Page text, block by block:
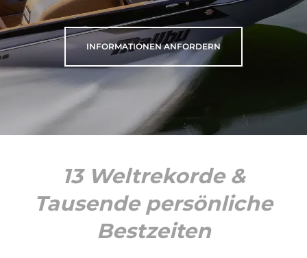
INFORMATIONEN ANFORDERN
13 Weltrekorde &
Tausende persönliche
Bestzeiten